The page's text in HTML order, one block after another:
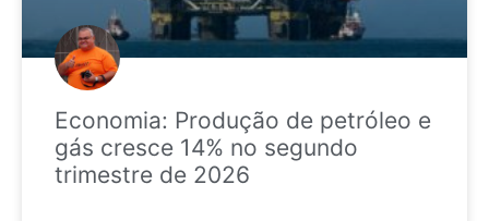
Economia: Produção de petróleo e
gás cresce 14% no segundo
trimestre de 2026